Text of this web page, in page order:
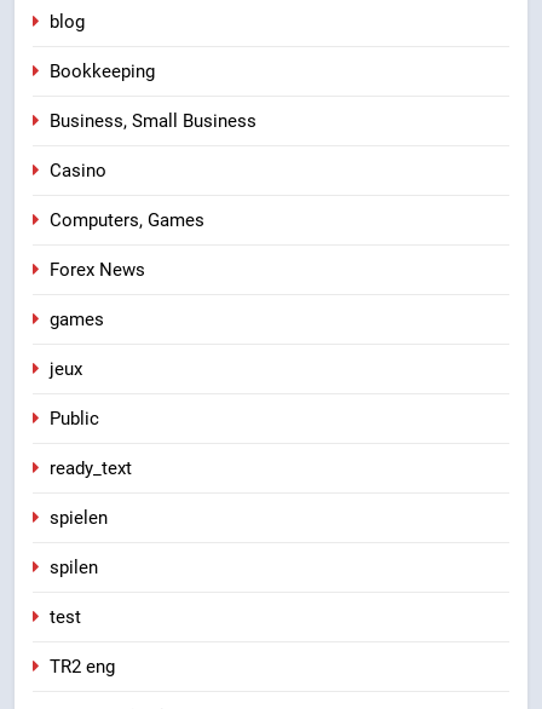
blog
Bookkeeping
Business, Small Business
Casino
Computers, Games
Forex News
games
jeux
Public
ready_text
spielen
spilen
test
TR2 eng